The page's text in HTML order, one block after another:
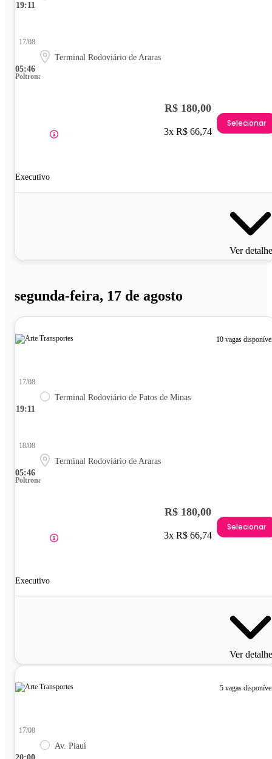
19:11
05:46
17/08
Terminal Rodoviário de Araras
Poltrona
Executivo
R$ 180,00
3x R$ 66,74
Selecionar
Ver
segunda-feira, 17 de agosto
10 vagas
19:11
17/08
Terminal Rodoviário de Patos de Minas
05:46
18/08
Terminal Rodoviário de Araras
Poltrona
Executivo
R$ 180,00
3x R$ 66,74
Selecionar
Ver
5 vagas
17/08
Av. Piauí